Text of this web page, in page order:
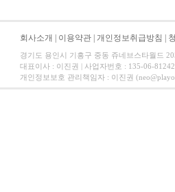
회사소개 이용약관 개인정보취급방침
경기도 용인시 기흥구 중동 쥬네브스타월드
대표이사 : 이진권 | 사업자번호 : 135-06-
개인정보보호 관리책임자 : 이진권